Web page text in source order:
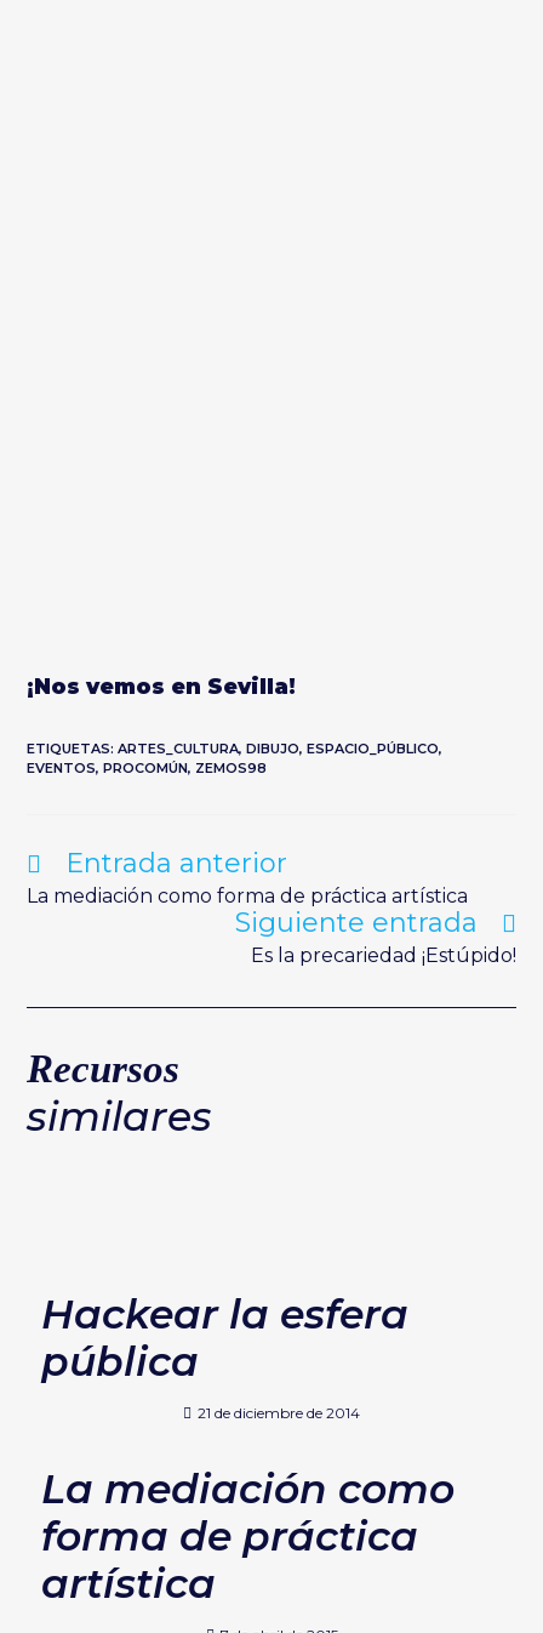
¡Nos vemos en Sevilla!
ETIQUETAS:ARTES_CULTURA, DIBUJO, ESPACIO_PÚBLICO,
EVENTOS, PROCOMÚN, ZEMOS98
Leer
más
artículos
Entrada anterior
La mediación como forma de práctica artística
Siguiente entrada
Es la precariedad ¡Estúpido!
Recursos
similares
Hackear la esfera
pública
21 de diciembre de 2014
La mediación como
forma de práctica
artística